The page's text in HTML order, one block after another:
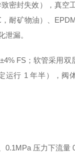
密封失效），真空
耐矿物油）、
漏。
FS；软管采用
行 1 年半），阀
压力下流量